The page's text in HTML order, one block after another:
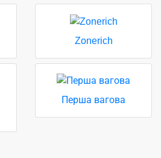
Zonerich
Перша вагова